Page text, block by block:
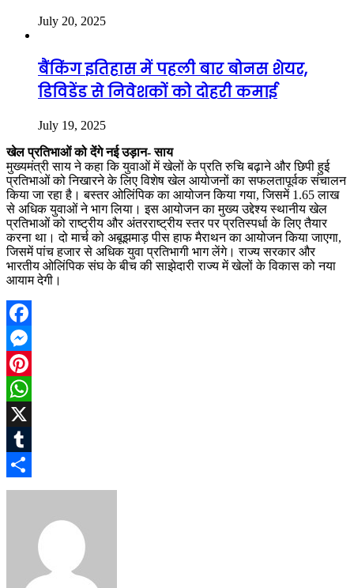
July 20, 2025
बैंकिंग इतिहास में पहली बार बोनस शेयर,
डिविडेंड से निवेशकों को दोहरी कमाई
July 19, 2025
खेल प्रतिभाओं को देंगे नई उड़ान- साय
मुख्यमंत्री साय ने कहा कि युवाओं में खेलों के प्रति रुचि बढ़ाने और छिपी हुई
प्रतिभाओं को निखारने के लिए विशेष खेल आयोजनों का सफलतापूर्वक संचालन
किया जा रहा है। बस्तर ओलिंपिक का आयोजन किया गया, जिसमें 1.65 लाख
से अधिक युवाओं ने भाग लिया। इस आयोजन का मुख्य उद्देश्य स्थानीय खेल
प्रतिभाओं को राष्ट्रीय और अंतरराष्ट्रीय स्तर पर प्रतिस्पर्धा के लिए तैयार
करना था। दो मार्च को अबूझमाड़ पीस हाफ मैराथन का आयोजन किया जाएगा,
जिसमें पांच हजार से अधिक युवा प्रतिभागी भाग लेंगे। राज्य सरकार और
भारतीय ओलिंपिक संघ के बीच की साझेदारी राज्य में खेलों के विकास को नया
आयाम देगी।
Facebook
Messenger
Pinterest
WhatsApp
X
Tumblr
Share